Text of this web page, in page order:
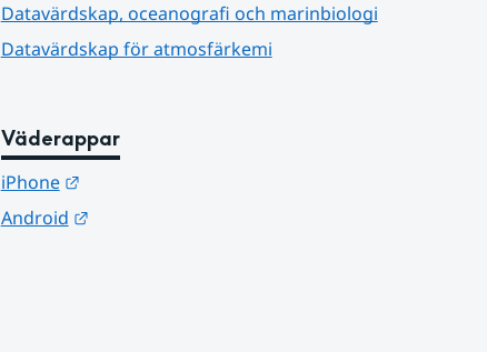
Datavärdskap, oceanografi och marinbiologi
Datavärdskap för atmosfärkemi
Väderappar
iPhone
Länk till annan webbplats.
Android
Länk till annan webbplats.